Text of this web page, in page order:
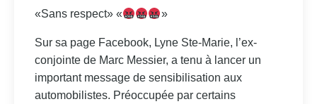
«Sans respect» « »
Sur sa page Facebook, Lyne Ste-Marie, l’ex-
conjointe de Marc Messier, a tenu à lancer un
important message de sensibilisation aux
automobilistes. Préoccupée par certains